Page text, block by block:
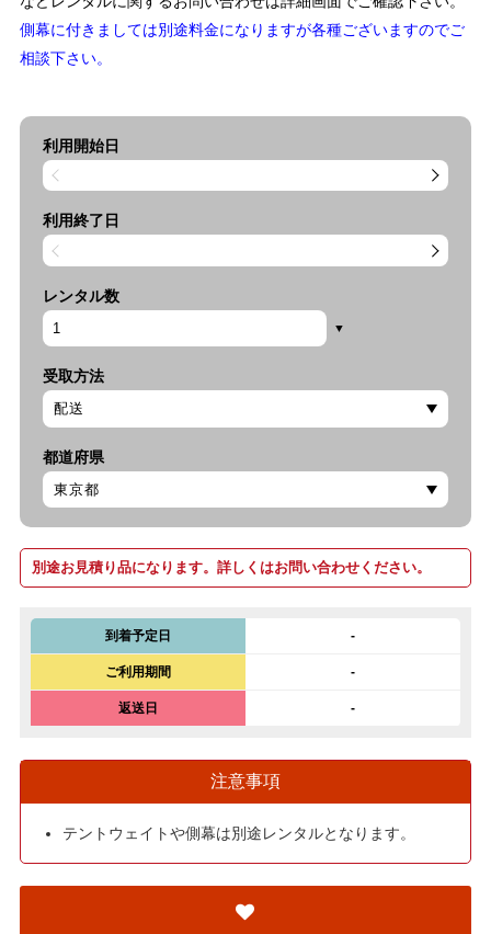
側幕に付きましては別途料金になりますが各種ございますのでご
相談下さい。
利用開始日
利用終了日
レンタル数
受取方法
都道府県
別途お見積り品になります。詳しくはお問い合わせください。
到着予定日 -
ご利用期間 -
返送日 -
注意事項
テントウェイトや側幕は別途レンタルとなります。